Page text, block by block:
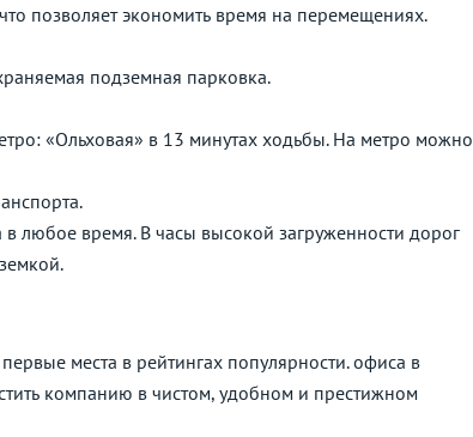
позволяет экономить время на перемещениях.
подземная парковка.
«Ольховая» в 13 минутах ходьбы. На метро можно
в любое время. В часы высокой загруженности дорог
места в рейтингах популярности. офиса в
компанию в чистом, удобном и престижном